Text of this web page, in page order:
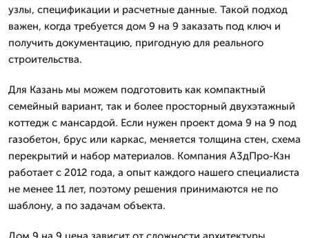
узлы, спецификации и расчетные данные. Такой подход
важен, когда требуется дом 9 на 9 заказать под ключ и
получить документацию, пригодную для реального
строительства.
Для Казань мы можем подготовить как компактный
семейный вариант, так и более просторный двухэтажный
коттедж с мансардой. Если нужен проект дома 9 на 9 под
газобетон, брус или каркас, меняется толщина стен, схема
перекрытий и набор материалов. Компания А3дПро-Кзн
работает с 2012 года, а опыт каждого нашего специалиста
не менее 11 лет, поэтому решения принимаются не по
шаблону, а по задачам объекта.